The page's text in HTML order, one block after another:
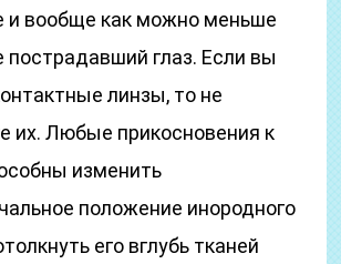
и вообще как можно меньше
пострадавший глаз. Если вы
линзы, то не
их. Любые прикосновения к
изменить
положение инородного
его вглубь тканей